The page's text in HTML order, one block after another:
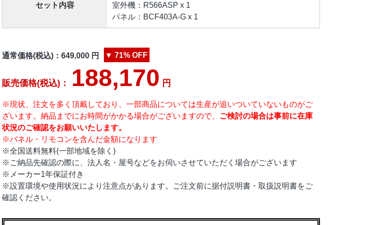
セット内容
室外機：R566ASP x 1
パネル：BCF403A-G x 1
通常価格(税込)： 649,000円 ▼ 71% OFF
販売価格(税込)： 188,170 円
※現状、注文を多く頂戴しており、一部商品については生産が追いついていないものがご
ざいます。納品までにお時間がかかる場合がございますので、 ご検討の場合は事前に在庫
状況のご確認をお願いいたします。
※パネル・リモコンを含んだ金額になります
※全国送料無料(一部地域を除く)
※ご納品先確認の際に、法人名・屋号などをお伺いさせていただく場合がございます
※メーカー1年保証付き
※設置環境や使用状況により注意点があります。ご注文前に据付説明書・取扱説明書をご
確認ください。